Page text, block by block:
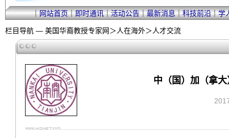
｜网站首页｜即时通讯｜活动公告｜最新消息｜科技前沿｜学
栏目导航 — 美国华裔教授专家网＞人在海外＞人才交流
中（国）加（拿